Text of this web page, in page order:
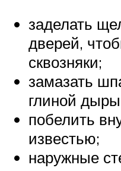
заделать
дверей,
сквозняки;
замазать
глиной
побелить
известью;
наружные